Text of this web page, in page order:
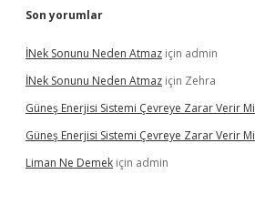
Son yorumlar
İNek Sonunu Neden Atmaz için admin
İNek Sonunu Neden Atmaz için Zehra
Güneş Enerjisi Sistemi Çevreye Zarar Verir Mi
Güneş Enerjisi Sistemi Çevreye Zarar Verir Mi
Liman Ne Demek için admin